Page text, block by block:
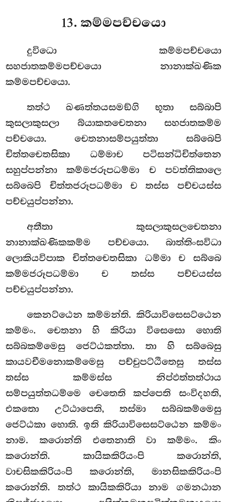
13. කම්මපච්චයො
දුවිධො කම්මපච්චයො
සහජාතකම්මපච්චයො නානාක්ඛණික
කම්මපච්චයො.
තත්ථ ඛණත්තයසමඞ්ගි භූතා සබ්බාපි
කුසලාකුසලා බ්යාකතචෙතනා සහජාතකම්ම
පච්චයො. චෙතනාසම්පයුත්තා සබ්බෙපි
චිත්තචෙතසිකා ධම්මාච පටිසන්ධිචිත්තෙන
සහුප්පන්නා කම්මජරූපධම්මා ච පවත්තිකාලෙ
සබ්බෙපි චිත්තජරූපධම්මා ච තස්ස පච්චයස්ස
පච්චයුප්පන්නා.
අතීතා කුසලාකුසලචෙතනා
නානාක්ඛණිකකම්ම පච්චයො. බාත්තිංසවිධා
ලොකියවිපාක චිත්තචෙතසිකා ධම්මා ච සබ්බෙ
කම්මජරූපධම්මා ච තස්ස පච්චයස්ස
පච්චයුප්පන්නා.
කෙනට්ඨෙන කම්මන්ති. කිරියාවිසෙසට්ඨෙන
කම්මං. චෙතනා හි කිරියා විසෙසො හොති
සබ්බකම්මෙසු ජෙට්ඨකත්තා. තා හි සබ්බෙසු
කායවචීමනොකම්මෙසු පච්චුපට්ඨිතෙසු තස්ස
තස්ස කම්මස්ස නිප්ඵත්තත්ථාය
සම්පයුත්තධම්මෙ චෙතෙති කප්පෙති සංවිදහති,
එකතො උට්ඨාපෙති, තස්මා සබ්බකම්මෙසු
ජෙට්ඨකා හොති. ඉති කිරියාවිසෙසට්ඨෙන කම්මං
නාම. කරොන්ති එතෙනාති වා කම්මං. කිං
කරොන්ති. කායිකකිරියංපි කරොන්ති,
වාචසිකකිරියංපි කරොන්ති, මානසිකකිරියංපි
කරොන්ති. තත්ථ කායිකකිරියා නාම ගමනඨාන